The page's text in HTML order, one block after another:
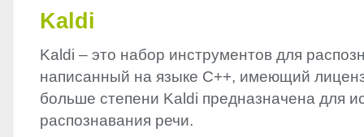
Kaldi
Kaldi – это набор инструментов для
написанный на языке C++, имеющий
больше степени Kaldi предназначена для
распознавания речи.